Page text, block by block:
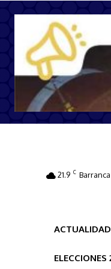
21.9 C Barranca
ACTUALIDAD
ELECCIONES